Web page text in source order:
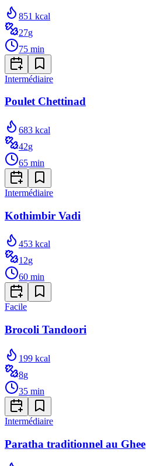
851 kcal
27g
75 min
Intermédiaire
Poulet Chettinad
683 kcal
42g
65 min
Intermédiaire
Kothimbir Vadi
453 kcal
12g
60 min
Facile
Brocoli Tandoori
199 kcal
8g
35 min
Intermédiaire
Paratha traditionnel au Ghee